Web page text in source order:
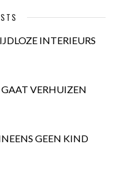
INTERIEURS
GAAT VERHUIZEN
GEEN KIND